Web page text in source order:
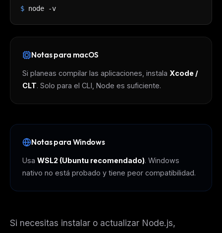
$ node -v
Notas para macOS
Si planeas compilar las aplicaciones, instala Xcode /
CLT. Solo para el CLI, Node es suficiente.
Notas para Windows
Usa WSL2 (Ubuntu recomendado). Windows
nativo no está probado y tiene peor compatibilidad.
Si necesitas instalar o actualizar Node.js,